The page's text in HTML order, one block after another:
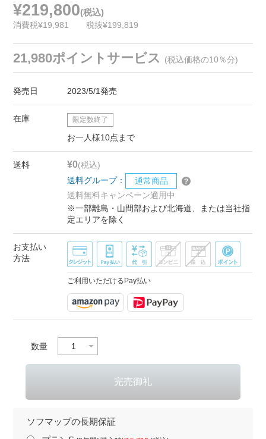
¥219,800(税込)
消費税¥19,981 税抜¥199,819
21,980ポイントサービス (税込価格の10％分)
発売日 2023/5/1発売
在庫 限定数終了
お一人様10点まで
送料 ¥0(税込)
送料グループ：
通常商品
送料無料キャンペーン適用中
※一部離島・山間部および北海道、または当社指
定エリアを除く
お支払い
方法
ご利用いただけるPay払い
数量
ソフマップの長期保証